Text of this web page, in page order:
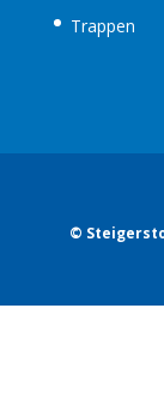
Trappen
©